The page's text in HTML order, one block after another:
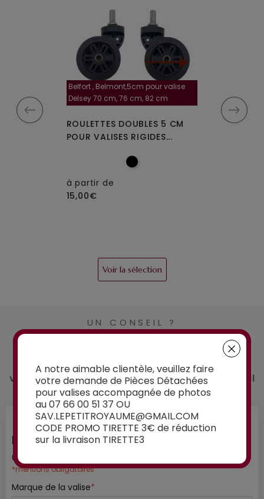
roulette, 4 cm
A-35
Belfort , Belmont,5cm pour valise
Delsey 70 cm, 76 cm, 82 cm
ROULETTES DOUBLES 5 CM
POUR VALISES RIGIDES...
à partir de
15,00€
A-115segur
ROULETTES
Voir la sélection
UN CONSEIL ?
Vous avez un doute sur la pièce détachée que
vous souhaitez commander ? Demandez conseil
à nos experts :
INFORMATIONS SUR VOTRE VALISE
01
*mentions obligatoires
Marque de la valise*
A notre aimable clientèle, veuillez faire
votre demande de Pièces Détachées
pour valises accompagnée de photos
au 07 66 00 51 37 OU
SAV.LEPETITROYAUME@GMAIL.COM
CODE PROMO TIRETTE 3€ de réduction
sur la livraison TIRETTE3